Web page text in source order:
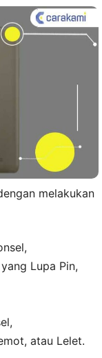
melakukan
Lupa Pin,
atau Lelet.